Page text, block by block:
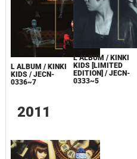
L ALBUM / KINKI
KIDS / JECN-
0336~7
L ALBUM / KINKI
KIDS [LIMITED
EDITION] / JECN-
0333~5
2011